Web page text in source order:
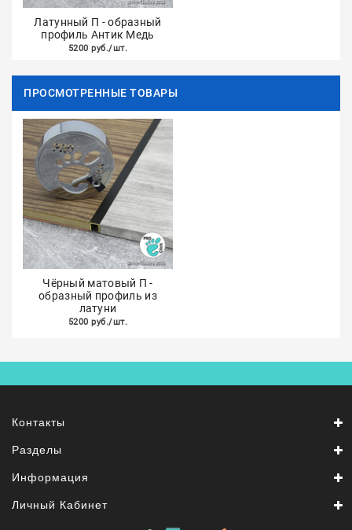
Латунный П - образный
профиль Антик Медь
5200 руб./шт.
ПРОСМОТРЕННЫЕ ТОВАРЫ
Чёрный матовый П -
образный профиль из
латуни
5200 руб./шт.
Контакты
Разделы
Информация
Личный Кабинет